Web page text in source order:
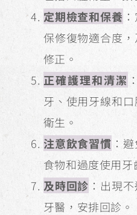
定期檢查和保養
保修復物適合度
修正。
正確護理和清潔
牙、使用牙線和
衛生。
注意飲食習慣 ：
食物和過度使用牙
及時回診 ：出現
牙醫，安排回診。